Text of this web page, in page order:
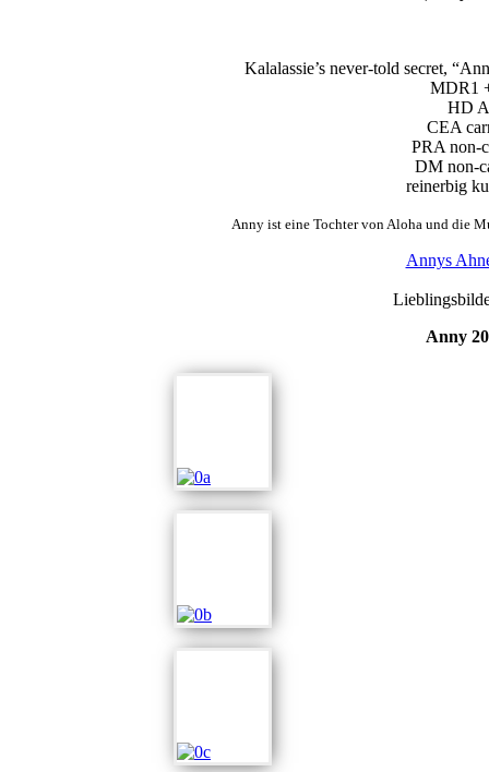
Kalalassie’s never-told secret,
MDR1
HD A
CEA
PRA non-
DM non-
reinerbig
Anny ist eine Tochter von Aloha und die
Annys
Anny